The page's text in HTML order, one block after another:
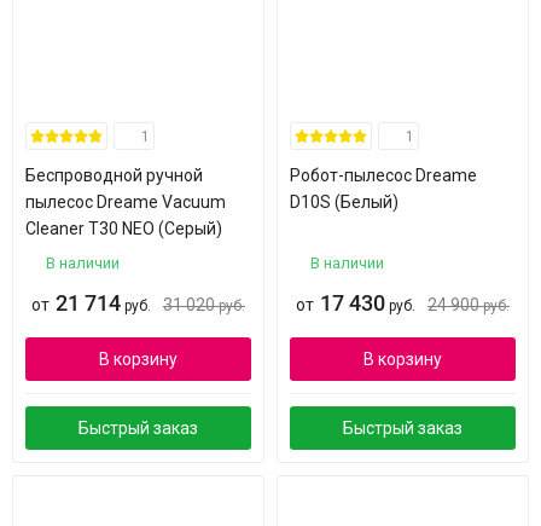
1
Беспроводной ручной
пылесос Dreame Vacuum
Cleaner T30 NEO (Серый)
В наличии
от 21 714 руб. 31 020 руб.
В корзину
Быстрый заказ
1
Робот-пылесос Dreame
D10S (Белый)
В наличии
от 17 430 руб. 24 900 руб.
В корзину
Быстрый заказ